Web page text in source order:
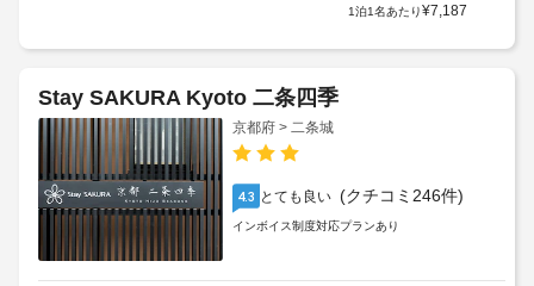
1泊1名あたり¥7,187
Stay SAKURA Kyoto 二条四季
京都府 > 二条城
4.3 とても良い (クチコミ246件)
インボイス制度対応プランあり